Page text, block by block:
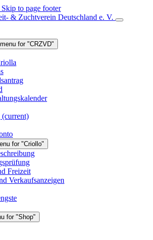
Skip to page footer
& Zuchtverein Deutschland e. V.
for "CRZVD"
(current)
for "Criollo"
Freizeit
Verkaufsanzeigen
for "Shop"